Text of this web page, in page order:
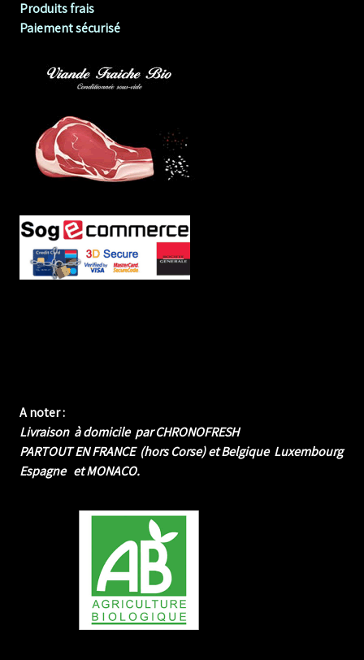
Produits frais
Paiement sécurisé
A noter :
Livraison à domicile par CHRONOFRESH
PARTOUT EN FRANCE (hors Corse) et Belgique Luxembourg
Espagne et MONACO.